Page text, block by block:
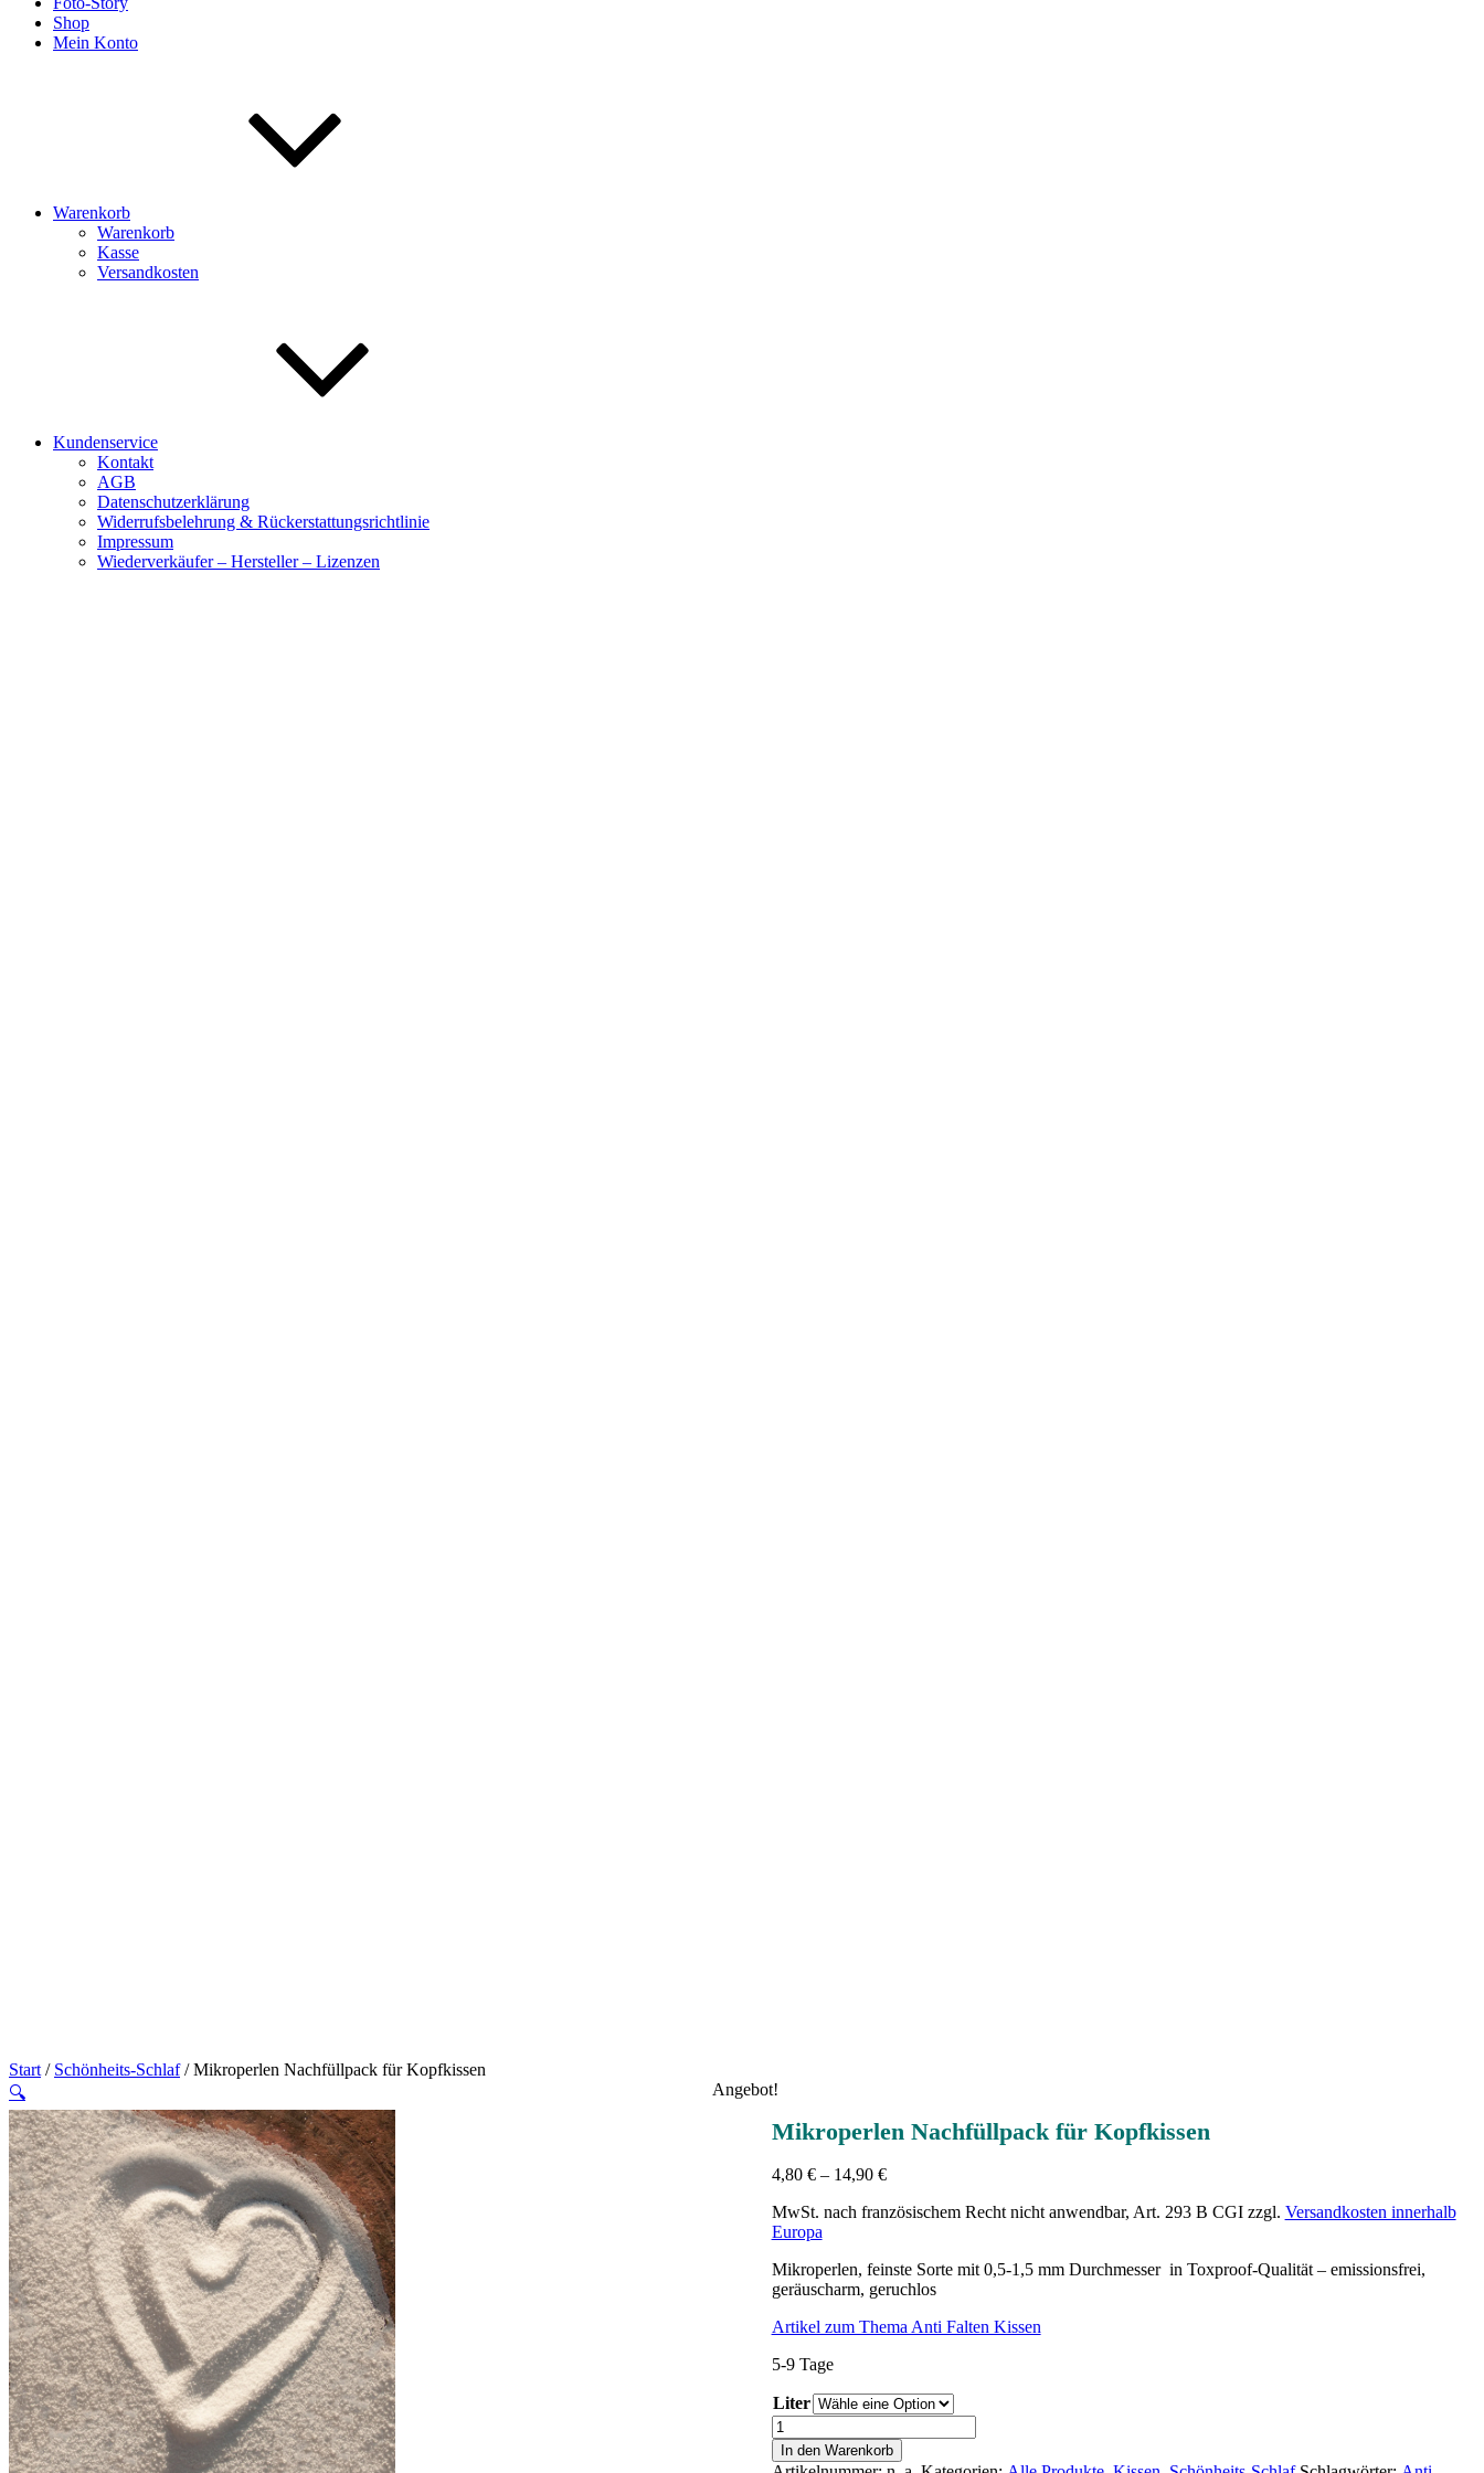
Shop
Mein Konto
Warenkorb
Warenkorb
Kasse
Versandkosten
Kundenservice
Kontakt
AGB
Datenschutzerklärung
Widerrufsbelehrung & Rückerstattungsrichtlinie
Impressum
Wiederverkäufer – Hersteller – Lizenzen
Start / Schönheits-Schlaf/ Mikroperlen Nachfüllpack für Kopfkissen
Angebot!
🔍
Mikroperlen Nachfüllpack für Kopfkissen
4,80 €– 14,90 €
MwSt. nach französischem Recht nicht anwendbar, Art. 293 B CGI zzgl. Versandkosten innerhalb
Europa
Mikroperlen, feinste Sorte mit 0,5-1,5 mm Durchmesser in Toxproof-Qualität – emissionsfrei,
geräuscharm, geruchlos
Artikel zum Thema Anti Falten Kissen
5-9 Tage
Liter
Mikroperlen
Nachfüllpack
für
In den Warenkorb